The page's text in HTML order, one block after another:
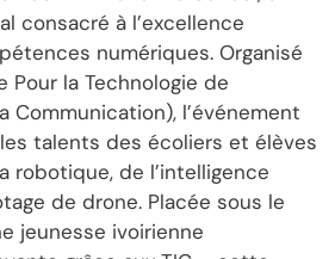
consacré à l’excellence
numériques. Organisé
Pour la Technologie de
Communication), l’événement
talents des écoliers et élèves
robotique, de l’intelligence
de drone. Placée sous le
jeunesse ivoirienne